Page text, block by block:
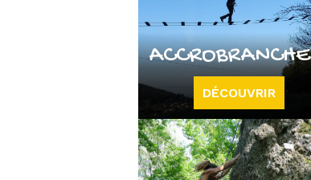
ACCROBRANCHE
DÉCOUVRIR